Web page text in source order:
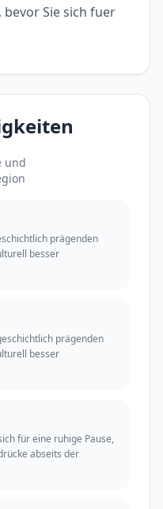
Sie sich fuer
und
prägenden
besser
prägenden
besser
für eine ruhige Pause,
abseits der